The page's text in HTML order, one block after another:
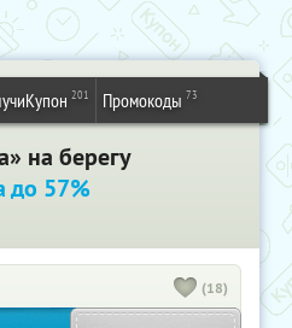
201 Промокоды 73
на берегу
до 57%
(18)